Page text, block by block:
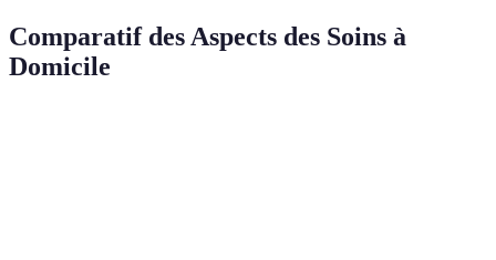
Comparatif des Aspects des Soins à
Domicile